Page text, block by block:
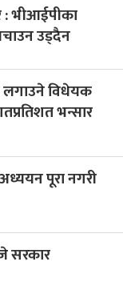
: भीआईपीका
उड्दैन
लगाउने विधेयक
भन्सार
पूरा नगरी
सरकार